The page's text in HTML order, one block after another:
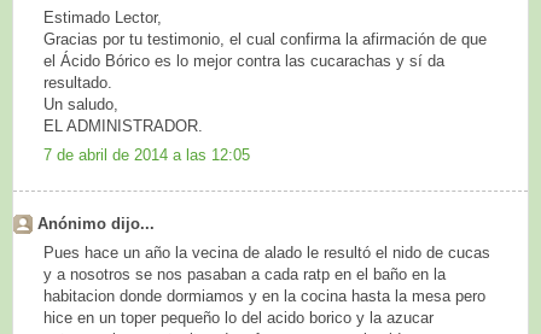
Estimado Lector,
Gracias por tu testimonio, el cual confirma la afirmación de que
el Ácido Bórico es lo mejor contra las cucarachas y sí da
resultado.
Un saludo,
EL ADMINISTRADOR.
7 de abril de 2014 a las 12:05
Anónimo dijo...
Pues hace un año la vecina de alado le resultó el nido de cucas
y a nosotros se nos pasaban a cada ratp en el baño en la
habitacion donde dormiamos y en la cocina hasta la mesa pero
hice en un toper pequeño lo del acido borico y la azucar